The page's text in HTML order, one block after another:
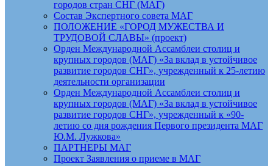
городов стран СНГ (МАГ)
Состав Экспертного совета МАГ
ПОЛОЖЕНИЕ «ГОРОД МУЖЕСТВА И
ТРУДОВОЙ СЛАВЫ» (проект)
Орден Международной Ассамблеи столиц и
крупных городов (МАГ) «За вклад в устойчивое
развитие городов СНГ», учрежденный к 25-летию
деятельности организации
Орден Международной Ассамблеи столиц и
крупных городов (МАГ) «За вклад в устойчивое
развитие городов СНГ», учрежденный к «90-
летию со дня рождения Первого президента МАГ
Ю.М. Лужкова»
ПАРТНЕРЫ МАГ
Проект Заявления о приеме в МАГ